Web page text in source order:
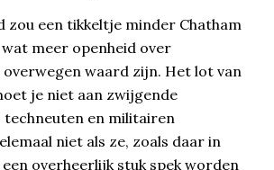
zou een tikkeltje minder Chatham
wat meer openheid over
waard zijn. Het lot van
je niet aan zwijgende
en militairen
niet als ze, zoals daar in
overheerlijk stuk spek worden